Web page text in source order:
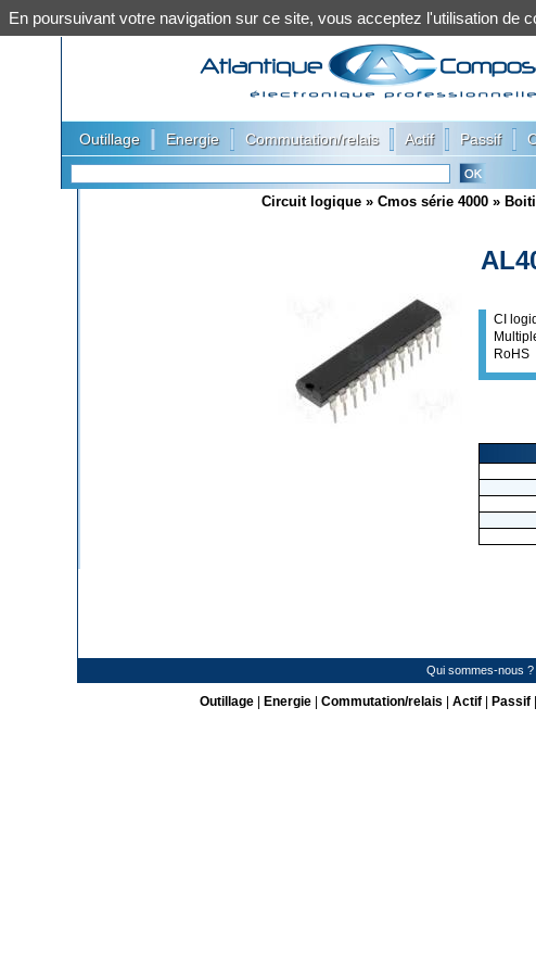
Outillage Energie Commutation/relais Actif Passif
Circuit logique » Cmos série 4000 »
CI
RoHS
Qui sommes-nous ?
Outillage| Energie| Commutation/relais Actif| Passif|
En poursuivant votre navigation sur ce site, vous acceptez l'utilisation